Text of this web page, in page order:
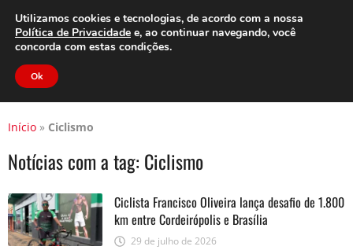
Clube do Assinante Área do Assinante
Início » Ciclismo
Notícias com a tag: Ciclismo
Ciclista Francisco Oliveira lança desafio de 1.800
km entre Cordeirópolis e Brasília
29 de julho de 2026
Utilizamos cookies e tecnologias, de acordo com a nossa
Política de Privacidade e, ao continuar navegando, você
concorda com estas condições.
Ok